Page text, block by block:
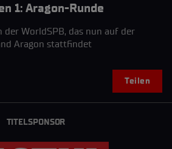
WorldSPB, Rennen 1: Aragon-Runde
der WorldSPB, das nun auf der
Aragon stattfindet
Teilen
TITELSPONSOR